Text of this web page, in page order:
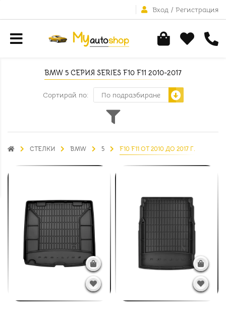
Вход / Регистрация
BMW 5 СЕРИЯ SERIES F10 F11 2010-2017
Сортирай по:
СТЕЛКИ BMW 5 F10 F11 ОТ 2010 ДО 2017 Г.